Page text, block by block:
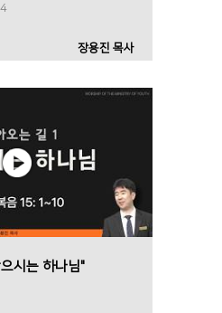
장용진 목사
시는 하나님"